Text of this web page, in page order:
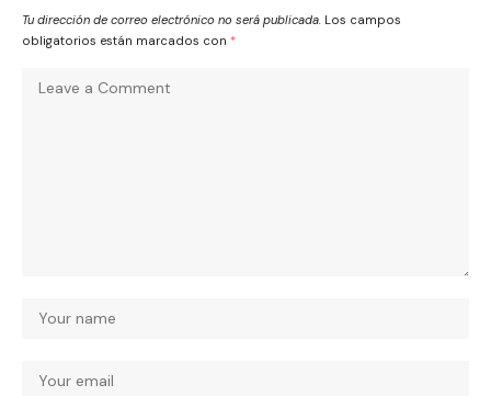
Tu dirección de correo electrónico no será publicada. Los campos
obligatorios están marcados con *